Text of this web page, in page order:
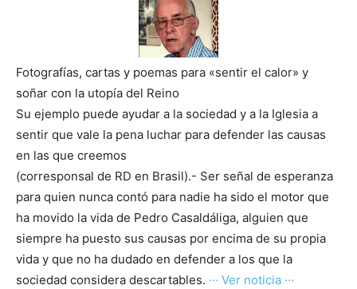
Fotografías, cartas y poemas para «sentir el calor» y
soñar con la utopía del Reino
Su ejemplo puede ayudar a la sociedad y a la Iglesia a
sentir que vale la pena luchar para defender las causas
en las que creemos
(corresponsal de RD en Brasil).- Ser señal de esperanza
para quien nunca contó para nadie ha sido el motor que
ha movido la vida de Pedro Casaldáliga, alguien que
siempre ha puesto sus causas por encima de su propia
vida y que no ha dudado en defender a los que la
sociedad considera descartables. ··· Ver noticia ···